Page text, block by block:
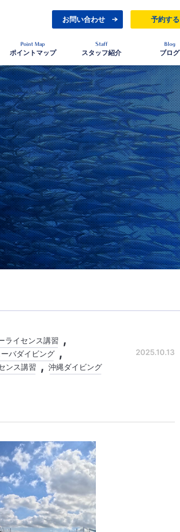
お問い合わせ 予約する
Point Map
ポイントマップ
Staff
スタッフ紹介
Blog
ブログ
ライセンス講習
バダイビング
ンス講習 沖縄ダイビング
2025.10.13